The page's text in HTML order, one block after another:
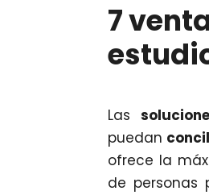
7
Las
puedan
ofrece la
de personas